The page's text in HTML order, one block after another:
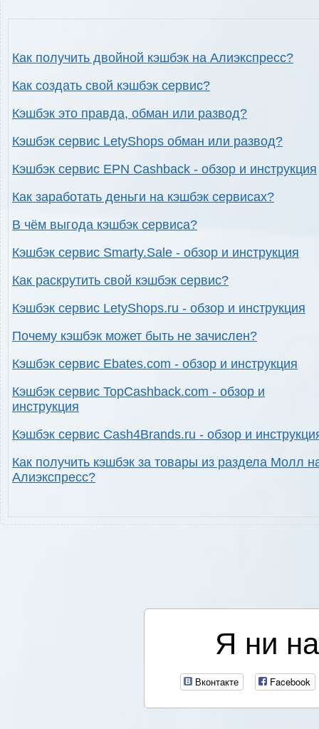
Как получить двойной кэшбэк на Алиэкспресс?
Как создать свой кэшбэк сервис?
Кэшбэк это правда, обман или развод?
Кэшбэк сервис LetyShops обман или развод?
Кэшбэк сервис EPN Cashback - обзор и инструкция
Как заработать деньги на кэшбэк сервисах?
В чём выгода кэшбэк сервиса?
Кэшбэк сервис Smarty.Sale - обзор и инструкция
Как раскрутить свой кэшбэк сервис?
Кэшбэк сервис LetyShops.ru - обзор и инструкция
Почему кэшбэк может быть не зачислен?
Кэшбэк сервис Ebates.com - обзор и инструкция
Кэшбэк сервис TopCashback.com - обзор и
инструкция
Кэшбэк сервис Cash4Brands.ru - обзор и
Как получить кэшбэк за товары из раздела Молл
Алиэкспресс?
Я ни
Вконтакте Facebook